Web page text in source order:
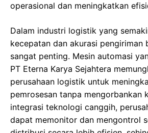
operasional dan meningkatkan
Dalam industri logistik yang
kecepatan dan akurasi pengiriman
sangat penting. Mesin automasi
PT Eterna Karya Sejahtera
perusahaan logistik untuk
pemrosesan tanpa mengorbankan
integrasi teknologi canggih,
dapat memonitor dan mengontrol